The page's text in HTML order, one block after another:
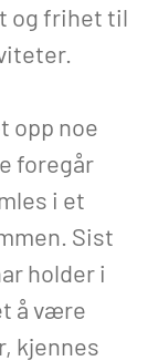
og frihet til
opp noe
foregår
i et
Sist
holder i
å være
kjennes